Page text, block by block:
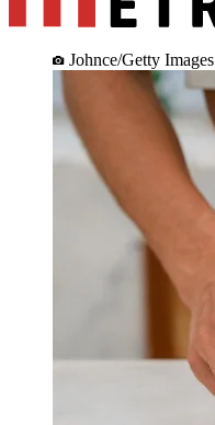
Johnce/Getty Images